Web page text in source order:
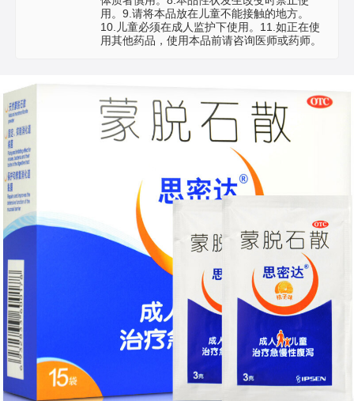
用。9.请将本品放在儿童不能接触的地方。
10.儿童必须在成人监护下使用。11.如正在使
用其他药品，使用本品前请咨询医师或药师。